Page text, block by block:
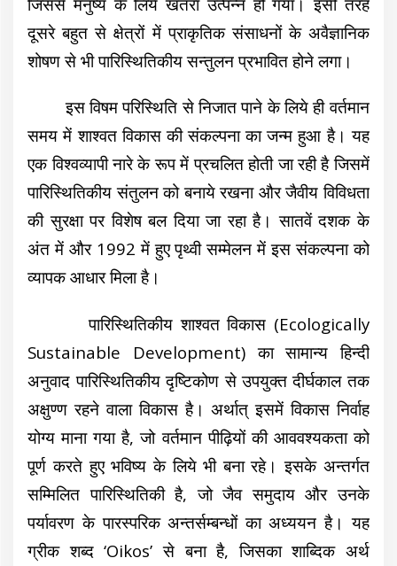
दूसरे बहुत से क्षेत्रों में प्राकृतिक संसाधनों के अवैज्ञानिक
शोषण से भी पारिस्थितिकीय सन्तुलन प्रभावित होने लगा।
इस विषम परिस्थिति से निजात पाने के लिये ही वर्तमान
समय में शाश्वत विकास की संकल्पना का जन्म हुआ है। यह
एक विश्वव्यापी नारे के रूप में प्रचलित होती जा रही है जिसमें
पारिस्थितिकीय संतुलन को बनाये रखना और जैवीय विविधता
की सुरक्षा पर विशेष बल दिया जा रहा है। सातवें दशक के
अंत में और 1992 में हुए पृथ्वी सम्मेलन में इस संकल्पना को
व्यापक आधार मिला है।
पारिस्थितिकीय शाश्वत विकास (Ecologically
Sustainable Development) का सामान्य हिन्दी
अनुवाद पारिस्थितिकीय दृष्टिकोण से उपयुक्त दीर्घकाल तक
अक्षुण्ण रहने वाला विकास है। अर्थात् इसमें विकास निर्वाह
योग्य माना गया है, जो वर्तमान पीढ़ियों की आववश्यकता को
पूर्ण करते हुए भविष्य के लिये भी बना रहे। इसके अन्तर्गत
सम्मिलित पारिस्थितिकी है, जो जैव समुदाय और उनके
पर्यावरण के पारस्परिक अन्तर्सम्बन्धों का अध्ययन है। यह
ग्रीक शब्द ‘Oikos’ से बना है, जिसका शाब्दिक अर्थ